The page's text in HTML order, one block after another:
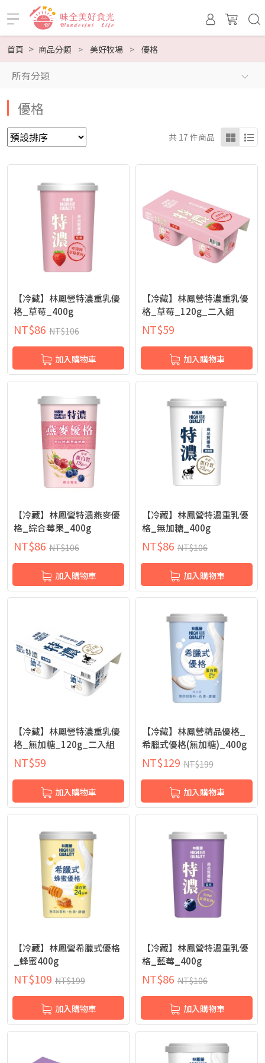
首頁 商品分類 美好牧場 優格
所有分類
優格
共 17 件商品
【冷藏】林鳳營特濃重乳優
格_草莓_400g
NT$86 NT$106
加入購物車
【冷藏】林鳳營特濃重乳優
格_草莓_120g_二入組
NT$59
加入購物車
【冷藏】林鳳營特濃燕麥優
格_綜合莓果_400g
NT$86 NT$106
加入購物車
【冷藏】林鳳營特濃重乳優
格_無加糖_400g
NT$86 NT$106
加入購物車
【冷藏】林鳳營特濃重乳優
格_無加糖_120g_二入組
NT$59
加入購物車
【冷藏】林鳳營精品優格_
希臘式優格(無加糖)_400g
NT$129 NT$199
加入購物車
【冷藏】林鳳營希臘式優格
_蜂蜜400g
NT$109 NT$199
加入購物車
【冷藏】林鳳營特濃重乳優
格_藍莓_400g
NT$86 NT$106
加入購物車